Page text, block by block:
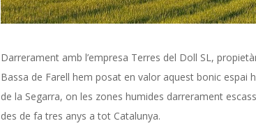
U
R
A
C
Darrerament amb l’empresa Terres del Doll SL,
Bassa de Farell hem posat en valor aquest bonic espai
de la Segarra, on les zones humides darrerament
des de fa tres anys a tot Catalunya.